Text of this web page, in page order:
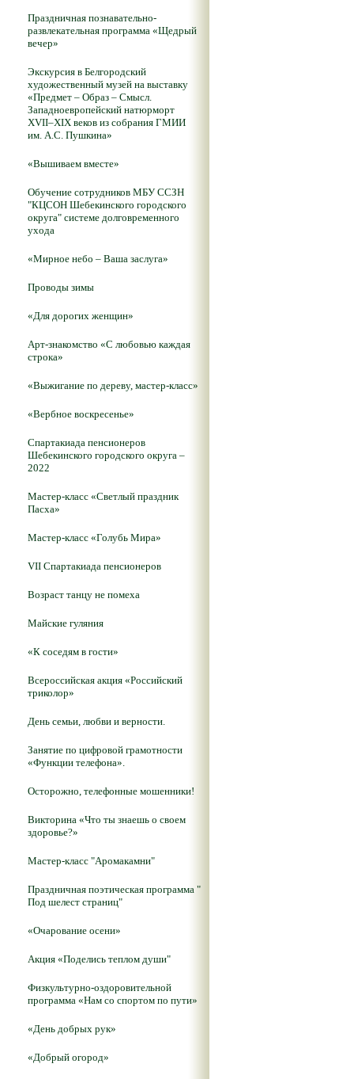
Праздничная познавательно-
развлекательная программа «Щедрый
вечер»
Экскурсия в Белгородский
художественный музей на выставку
«Предмет – Образ – Смысл.
Западноевропейский натюрморт
XVII–XIX веков из собрания ГМИИ
им. А.С. Пушкина»
«Вышиваем вместе»
Обучение сотрудников МБУ ССЗН
"КЦСОН Шебекинского городского
округа" системе долговременного
ухода
«Мирное небо – Ваша заслуга»
Проводы зимы
«Для дорогих женщин»
Арт-знакомство «С любовью каждая
строка»
«Выжигание по дереву, мастер-класс»
«Вербное воскресенье»
Спартакиада пенсионеров
Шебекинского городского округа –
2022
Мастер-класс «Светлый праздник
Пасха»
Мастер-класс «Голубь Мира»
VII Спартакиада пенсионеров
Возраст танцу не помеха
Майские гуляния
«К соседям в гости»
Всероссийская акция «Российский
триколор»
День семьи, любви и верности.
Занятие по цифровой грамотности
«Функции телефона».
Осторожно, телефонные мошенники!
Викторина «Что ты знаешь о своем
здоровье?»
Мастер-класс "Аромакамни"
Праздничная поэтическая программа "
Под шелест страниц"
«Очарование осени»
Акция «Поделись теплом души"
Физкультурно-оздоровительной
программа «Нам со спортом по пути»
«День добрых рук»
«Добрый огород»